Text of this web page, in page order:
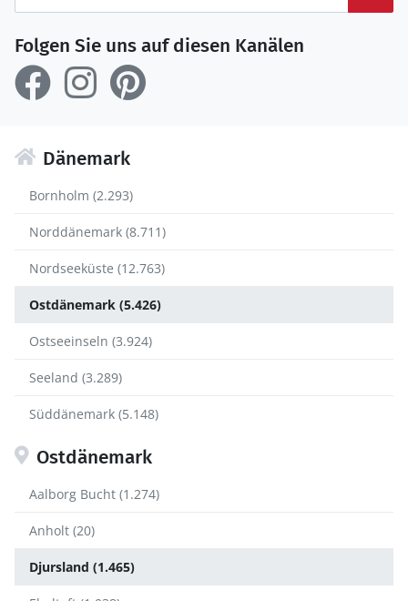
Folgen Sie uns auf diesen Kanälen
Dänemark
Bornholm (2.293)
Norddänemark (8.711)
Nordseeküste (12.763)
Ostdänemark (5.426)
Ostseeinseln (3.924)
Seeland (3.289)
Süddänemark (5.148)
Ostdänemark
Aalborg Bucht (1.274)
Anholt (20)
Djursland (1.465)